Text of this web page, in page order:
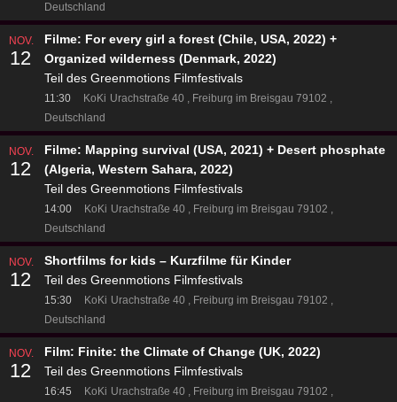
Deutschland
NOV.
12
Filme: For every girl a forest (Chile, USA, 2022) +
Organized wilderness (Denmark, 2022)
Teil des Greenmotions Filmfestivals
11:30 KoKi Urachstraße 40
Freiburg im Breisgau 79102
Deutschland
NOV.
12
Filme: Mapping survival (USA, 2021) + Desert phosphate
(Algeria, Western Sahara, 2022)
Teil des Greenmotions Filmfestivals
14:00 KoKi Urachstraße 40
Freiburg im Breisgau 79102
Deutschland
NOV.
12
Shortfilms for kids – Kurzfilme für Kinder
Teil des Greenmotions Filmfestivals
15:30 KoKi Urachstraße 40
Freiburg im Breisgau 79102
Deutschland
NOV.
12
Film: Finite: the Climate of Change (UK, 2022)
Teil des Greenmotions Filmfestivals
16:45 KoKi Urachstraße 40 Freiburg im Breisgau 79102